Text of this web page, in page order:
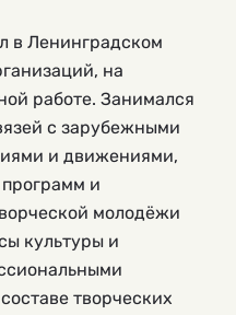
в Ленинградском
на
работе. Занимался
с зарубежными
и движениями,
и
молодёжи
культуры и
творческих